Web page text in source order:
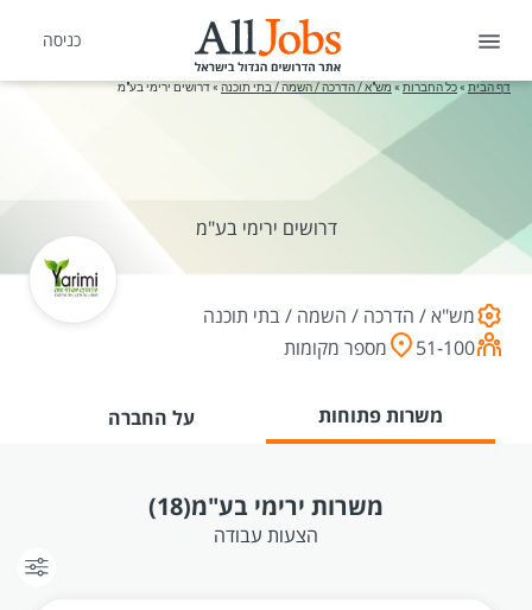
כניסה
דף הבית »כל החברות » מש"א / הדרכה / השמה / בתי תוכנה»דרושים ירימי בע"מ
דרושים ירימי בע"מ
מש"א / הדרכה / השמה / בתי תוכנה
51-100
מספר מקומות
משרות פתוחות על החברה
משרות ירימי בע"מ(18)
הצעות עבודה